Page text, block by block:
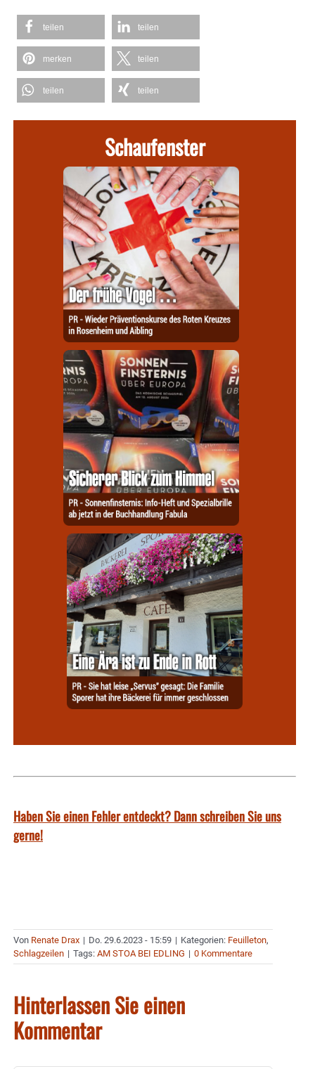
teilen teilen
merken teilen
teilen teilen
Schaufenster
Haben Sie einen Fehler entdeckt? Dann schreiben Sie uns
gerne!
Von Renate Drax | Do. 29.6.2023 - 15:59 | Kategorien: Feuilleton,
Schlagzeilen | Tags: AM STOA BEI EDLING | 0 Kommentare
Hinterlassen Sie einen
Kommentar